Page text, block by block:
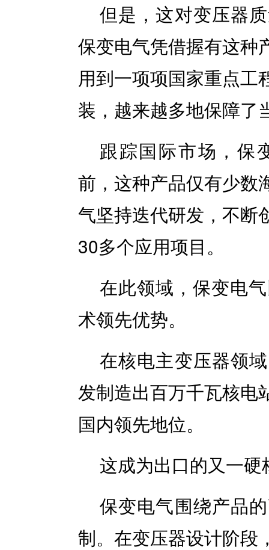
但是，这对变压器
保变电气凭借握有这种
用到一项项国家重点工
装，越来越多地保障了
跟踪国际市场，保
前，这种产品仅有少数
气坚持迭代研发，不断
30多个应用项目。
在此领域，保变电
术领先优势。
在核电主变压器领
发制造出百万千瓦核电
国内领先地位。
这成为出口的又一硬
保变电气围绕产品
制。在变压器设计阶段